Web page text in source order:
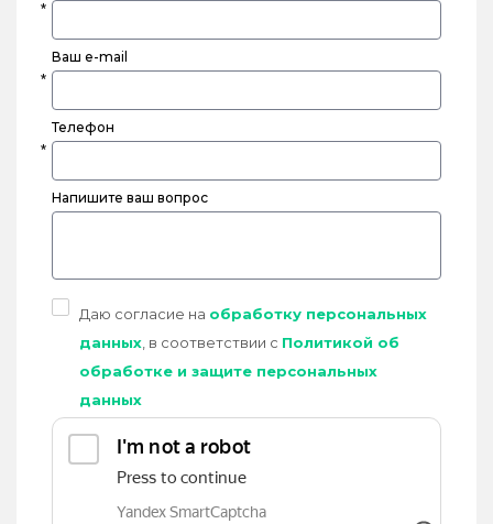
Ваш e-mail
Телефон
Напишите ваш вопрос
Даю согласие на обработку персональных
данных , в соответствии с Политикой об
обработке и защите персональных
данных